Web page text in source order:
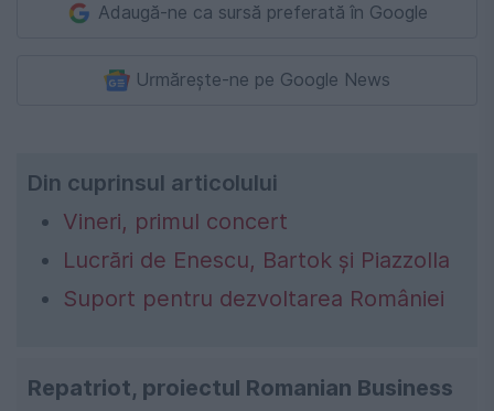
Adaugă-ne ca sursă preferată în Google
Urmărește-ne pe Google News
Din cuprinsul articolului
Vineri, primul concert
Lucrări de Enescu, Bartok și Piazzolla
Suport pentru dezvoltarea României
Repatriot, proiectul Romanian Business